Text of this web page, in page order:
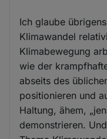
Ich glaube
Klimawandel
Klimabewegung
wie der
abseits des
positionieren und
Haltung, ähem,
demonstrieren.